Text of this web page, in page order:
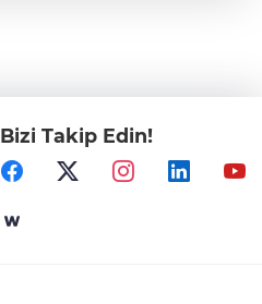
Bizi Takip Edin!